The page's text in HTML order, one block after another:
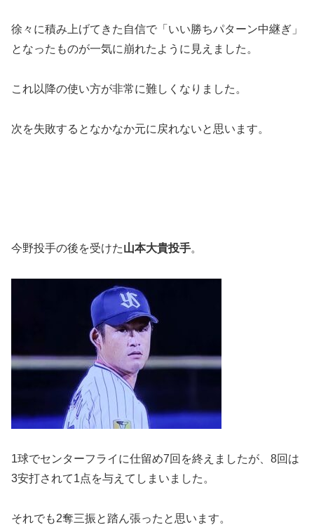
徐々に積み上げてきた自信で「いい勝ちパターン中継ぎ」
となったものが一気に崩れたように見えました。
これ以降の使い方が非常に難しくなりました。
次を失敗するとなかなか元に戻れないと思います。
今野投手の後を受けた山本大貴投手。
1球でセンターフライに仕留め7回を終えましたが、8回は
3安打されて1点を与えてしまいました。
それでも2奪三振と踏ん張ったと思います。